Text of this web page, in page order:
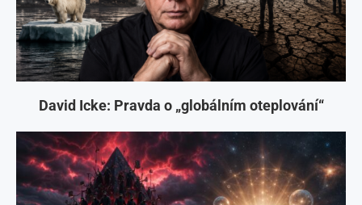
David Icke: Pravda o „globálním oteplování“